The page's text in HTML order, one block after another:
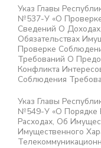
Указ Главы
№537-У «О
Сведений О
Обязательствах
Проверке
Требований О
Конфликта
Соблюдения
Указ Главы
№549-У «О Порядке
Расходах, Об
Имущественного